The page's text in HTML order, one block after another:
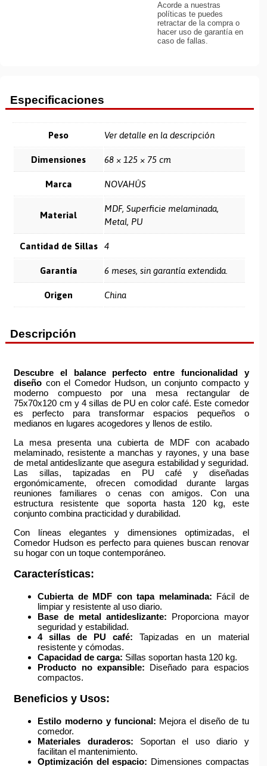
Acorde a nuestras
políticas te puedes
retractar de la compra o
hacer uso de garantía en
caso de fallas.
Especificaciones
Peso Ver detalle en la descripción
Dimensiones 68 × 125 × 75 cm
Marca NOVAHÛS
Material
MDF, Superficie melaminada,
Metal, PU
Cantidad de Sillas 4
Garantía 6 meses, sin garantía extendida.
Origen China
Descripción
Descubre el balance perfecto entre funcionalidad y
diseño con el Comedor Hudson, un conjunto compacto y
moderno compuesto por una mesa rectangular de
75x70x120 cm y 4 sillas de PU en color café. Este comedor
es perfecto para transformar espacios pequeños o
medianos en lugares acogedores y llenos de estilo.
La mesa presenta una cubierta de MDF con acabado
melaminado, resistente a manchas y rayones, y una base
de metal antideslizante que asegura estabilidad y seguridad.
Las sillas, tapizadas en PU café y diseñadas
ergonómicamente, ofrecen comodidad durante largas
reuniones familiares o cenas con amigos. Con una
estructura resistente que soporta hasta 120 kg, este
conjunto combina practicidad y durabilidad.
Con líneas elegantes y dimensiones optimizadas, el
Comedor Hudson es perfecto para quienes buscan renovar
su hogar con un toque contemporáneo.
Características:
Cubierta de MDF con tapa melaminada: Fácil de
limpiar y resistente al uso diario.
Base de metal antideslizante: Proporciona mayor
seguridad y estabilidad.
4 sillas de PU café: Tapizadas en un material
resistente y cómodas.
Capacidad de carga: Sillas soportan hasta 120 kg.
Producto no expansible: Diseñado para espacios
compactos.
Beneficios y Usos:
Estilo moderno y funcional: Mejora el diseño de tu
comedor.
Materiales duraderos: Soportan el uso diario y
facilitan el mantenimiento.
Optimización del espacio: Dimensiones compactas